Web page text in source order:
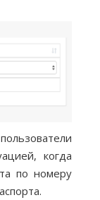
когда
по номеру